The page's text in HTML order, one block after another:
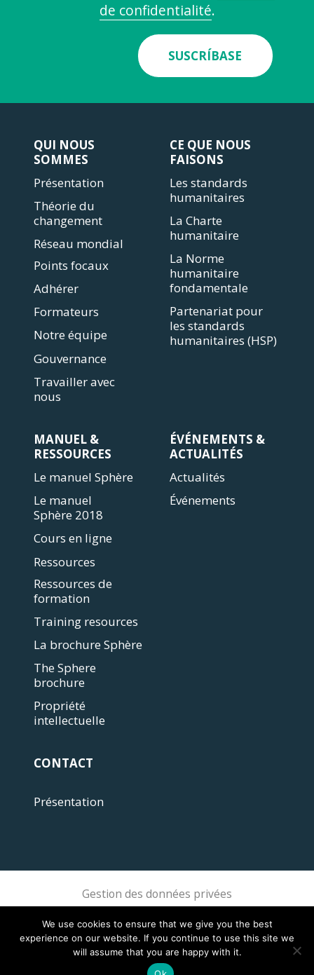
de confidentialité.
SUSCRÍBASE
QUI NOUS
SOMMES
Présentation
Théorie du
changement
Réseau mondial
Points focaux
Adhérer
Formateurs
Notre équipe
Gouvernance
Travailler avec
nous
CE QUE NOUS
FAISONS
Les standards
humanitaires
La Charte
humanitaire
La Norme
humanitaire
fondamentale
Partenariat pour
les standards
humanitaires (HSP)
MANUEL &
RESSOURCES
Le manuel Sphère
Le manuel
Sphère 2018
Cours en ligne
Ressources
Ressources de
formation
Training resources
La brochure Sphère
The Sphere
brochure
Propriété
intellectuelle
ÉVÉNEMENTS &
ACTUALITÉS
Actualités
Événements
CONTACT
Présentation
Gestion des données privées
We use cookies to ensure that we give you the best
experience on our website. If you continue to use this site we
will assume that you are happy with it.